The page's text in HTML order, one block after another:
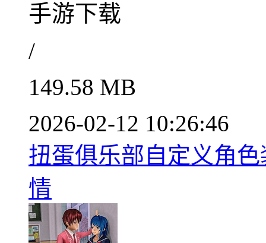
手游下载
/
149.58 MB
2026-02-12 10:26:46
扭蛋俱乐部自定义角
情